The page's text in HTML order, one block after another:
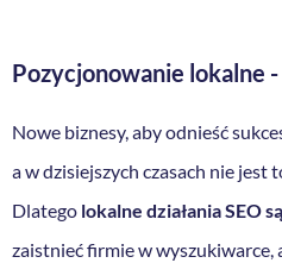
Pozycjonowanie lokalne
Nowe biznesy, aby odnieść
a w dzisiejszych czasach nie
Dlatego lokalne działania SEO
zaistnieć firmie w wyszukiwarce,